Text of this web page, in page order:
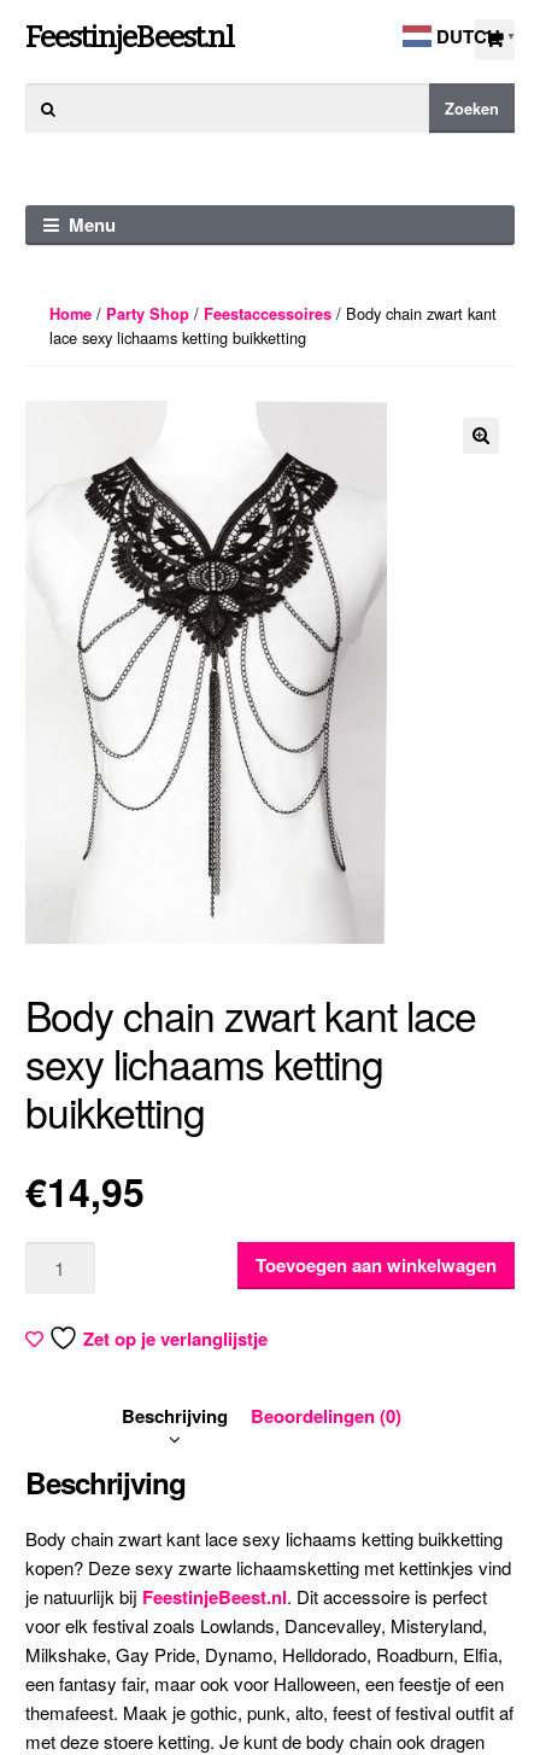
Ga
naar
navigatie
Ga
naar
de
FeestinjeBeest.nl
naar:
Zoeken
Menu
Home/ Party Shop/ Feestaccessoires/ Body chain zwart kant
lace sexy lichaams ketting buikketting
Body chain zwart kant lace
sexy lichaams ketting
buikketting
€14,95
Toevoegen aan winkelwagen
Zet op je verlanglijstje
Beschrijving Beoordelingen (0)
Beschrijving
Body chain zwart kant lace sexy lichaams ketting buikketting
kopen? Deze sexy zwarte lichaamsketting met kettinkjes vind
je natuurlijk bij FeestinjeBeest.nl. Dit accessoire is perfect
voor elk festival zoals Lowlands, Dancevalley, Misteryland,
Milkshake, Gay Pride, Dynamo, Helldorado, Roadburn, Elfia,
een fantasy fair, maar ook voor Halloween, een feestje of een
themafeest. Maak je gothic, punk, alto, feest of festival outfit af
met deze stoere ketting. Je kunt de body chain ook dragen
DUTCH ▼